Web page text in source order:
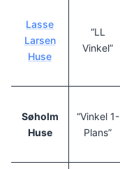
Lasse
Larsen
Huse
“LL
Vinkel”
Søholm
Huse
“Vinkel 1-
Plans”